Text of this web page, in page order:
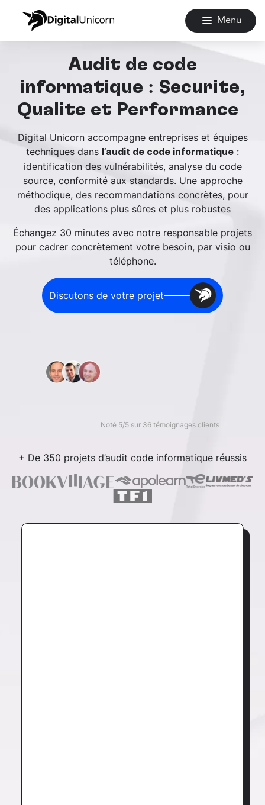
Menu
Audit de code
informatique : Sécurité,
Qualité et Performance
Digital Unicorn accompagne entreprises et équipes
techniques dans l’audit de code informatique :
identification des vulnérabilités, analyse du code
source, conformité aux standards. Une approche
méthodique, des recommandations concrètes, pour
des applications plus sûres et plus robustes
Échangez 30 minutes avec notre responsable projets
pour cadrer concrètement votre besoin, par visio ou
téléphone.
Discutons de votre projet
Noté 5/5 sur 36 témoignages clients
+ De 350 projets d’audit code informatique réussis